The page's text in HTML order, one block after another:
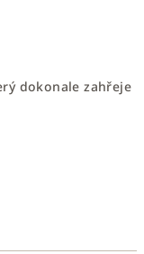
dokonale zahřeje